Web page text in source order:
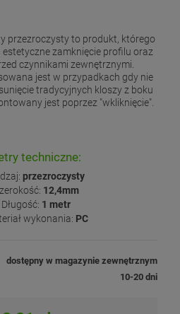
przezroczysty to produkt, którego
zamknięcie profilu oraz
czynnikami zewnętrznymi.
jest w przypadkach gdy nie
tradycyjnych kloszy z boku
jest poprzez "wkliknięcie".
techniczne:
przezroczysty
12,4mm
Długość: 1 metr
wykonania: PC
dostępny w magazynie zewnętrznym
10-20 dni